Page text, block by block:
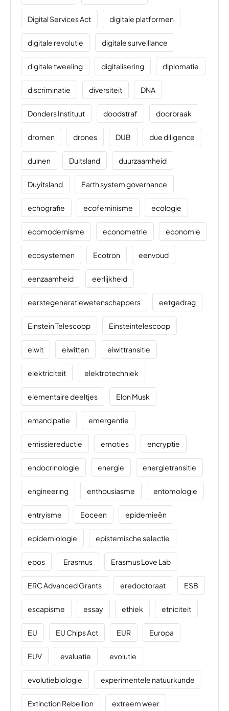
Digital Services Act digitale platformen
digitale revolutie digitale surveillance
digitale tweeling digitalisering diplomatie
discriminatie diversiteit DNA
Donders Instituut doodstraf doorbraak
dromen drones DUB due diligence
duinen Duitsland duurzaamheid
Duyitsland Earth system governance
echografie ecofeminisme ecologie
ecomodernisme econometrie economie
ecosystemen Ecotron eenvoud
eenzaamheid eerlijkheid
eerstegeneratiewetenschappers eetgedrag
Einstein Telescoop Einsteintelescoop
eiwit eiwitten eiwittransitie
elektriciteit elektrotechniek
elementaire deeltjes Elon Musk
emancipatie emergentie
emissiereductie emoties encryptie
endocrinologie energie energietransitie
engineering enthousiasme entomologie
entryisme Eoceen epidemieën
epidemiologie epistemische selectie
epos Erasmus Erasmus Love Lab
ERC Advanced Grants eredoctoraat ESB
escapisme essay ethiek etniciteit
EU EU Chips Act EUR Europa
EUV evaluatie evolutie
evolutiebiologie experimentele natuurkunde
Extinction Rebellion extreem weer